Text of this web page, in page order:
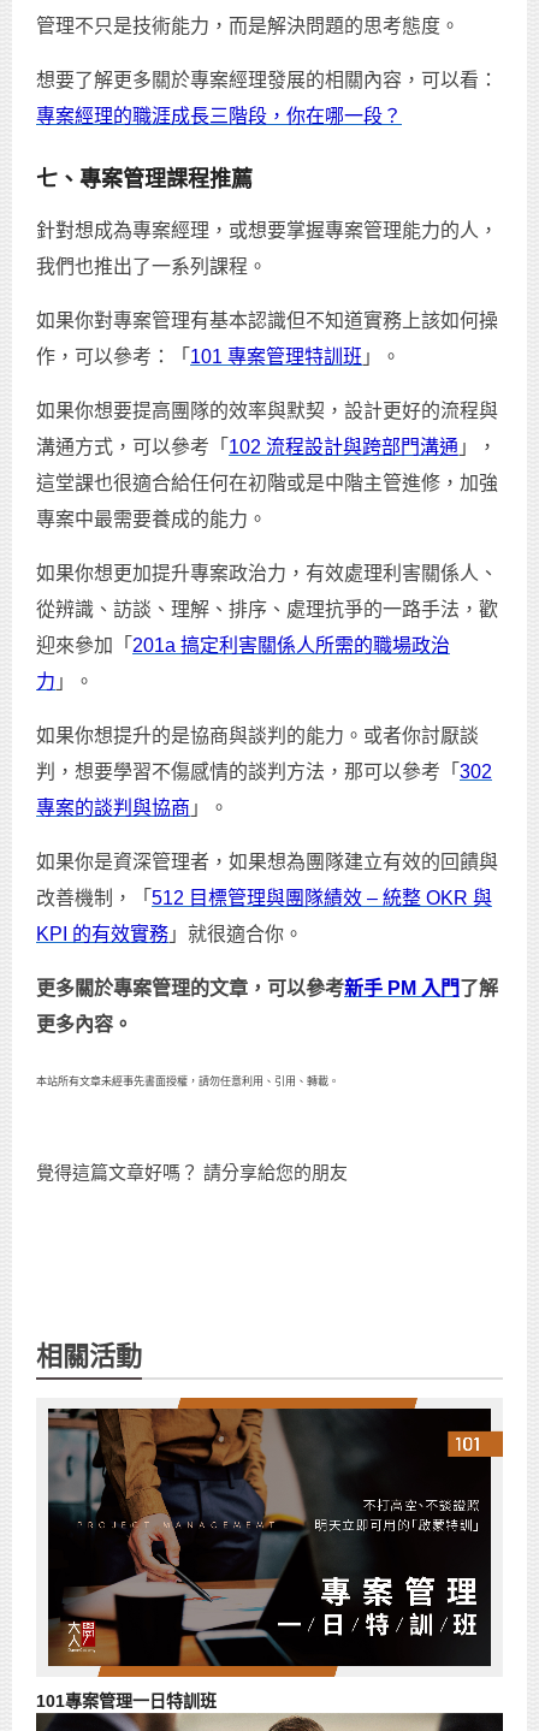
管理不只是技術能力，而是解決問題的思考態度。
想要了解更多關於專案經理發展的相關內容，可以看：
專案經理的職涯成長三階段，你在哪一段？
七、專案管理課程推薦
針對想成為專案經理，或想要掌握專案管理能力的人，
我們也推出了一系列課程。
如果你對專案管理有基本認識但不知道實務上該如何操
作，可以參考：「 101 專案管理特訓班 」。
如果你想要提高團隊的效率與默契，設計更好的流程與
溝通方式，可以參考「 102 流程設計與跨部門溝通 」，
這堂課也很適合給任何在初階或是中階主管進修，加強
專案中最需要養成的能力。
如果你想更加提升專案政治力，有效處理利害關係人、
從辨識、訪談、理解、排序、處理抗爭的一路手法，歡
迎來參加「 201a 搞定利害關係人所需的職場政治
力 」。
如果你想提升的是協商與談判的能力。或者你討厭談
判，想要學習不傷感情的談判方法，那可以參考「 302
專案的談判與協商 」。
如果你是資深管理者，如果想為團隊建立有效的回饋與
改善機制，「 512 目標管理與團隊績效 – 統整 OKR 與
KPI 的有效實務 」就很適合你。
更多關於專案管理的文章，可以參考新手 PM 入門了解
更多內容。
本站所有文章未經事先書面授權，請勿任意利用、引用、轉載。
覺得這篇文章好嗎？ 請分享給您的朋友
相關活動
101專案管理一日特訓班